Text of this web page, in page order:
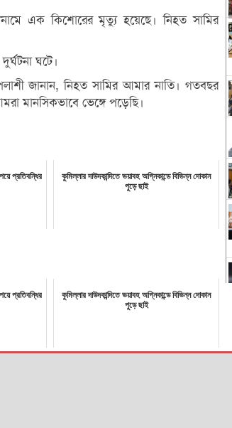
নামে এক কিশোরের মৃত্যু হয়েছে। নিহত সামির
ঘটে।
জানান, নিহত সামির আমার নাতি। গতবছর
মানসিকভাবে ভেঙ্গে পড়েছি।
প্রতিবন্ধির
কুমিল্লার দাউদকান্দিতে ভয়াবহ অগ্নিকান্ডে বিভিন্ন দোকান
পুড়ে ছাই
প্রতিবন্ধির
কুমিল্লার দাউদকান্দিতে ভয়াবহ অগ্নিকান্ডে বিভিন্ন দোকান
পুড়ে ছাই